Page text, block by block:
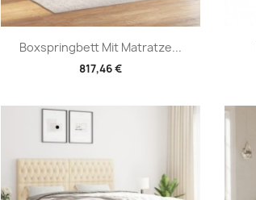
Boxspringbett Mit Matratze...
817,46 €
Vorschau